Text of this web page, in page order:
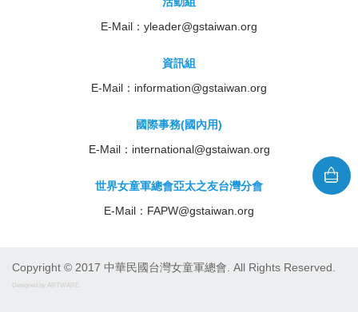
E-Mail： yleader@gstaiwan.org
資訊組
E-Mail： information@gstaiwan.org
國際事務(國內用)
E-Mail： international@gstaiwan.org
世界女童軍總會亞太之友台灣分會
E-Mail： FAPW@gstaiwan.org
Copyright © 2017 中華民國台灣女童軍總會. All Rights Reserved.
Designed by ARTWARE